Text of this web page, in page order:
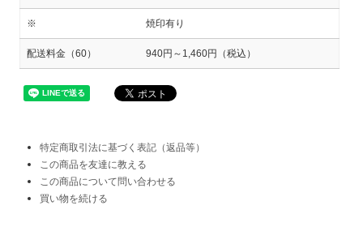
※ 焼印有り
配送料金（60） 940円～1,460円（税込）
特定商取引法に基づく表記（返品等）
この商品を友達に教える
この商品について問い合わせる
買い物を続ける